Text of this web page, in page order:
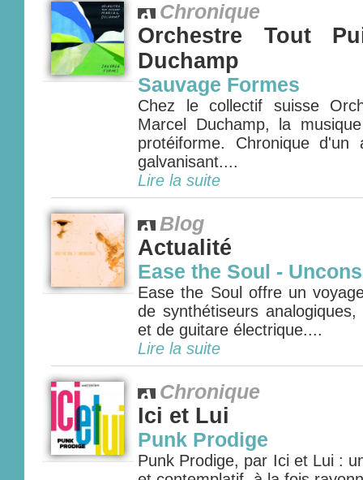
Chronique
Orchestre Tout
Duchamp
Sauvage Formes
Chez le collectif suisse
Marcel Duchamp, la
protéiforme. Chronique d'un
galvanisant....
Lire la suite
Blog
Actualité
Ease the Soul -
Ease the Soul offre un
de synthétiseurs
et de guitare électrique....
Lire la suite
Chronique
Ici et Lui
Punk Prodige
Punk Prodige, par Ici et Lui :